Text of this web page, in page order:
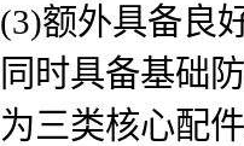
(3)额外具备良
同时具备基础
为三类核心配